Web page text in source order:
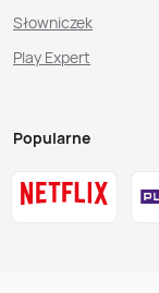
Słowniczek
Play Expert
Popularne